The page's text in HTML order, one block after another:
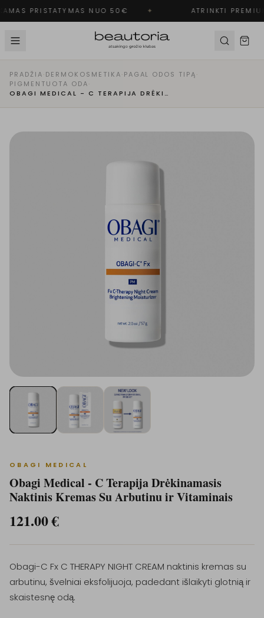
PRISTATYMAS NUO 50€ ✦ ATRINKTI
PRADŽIA·DERMOKOSMETIKA·PAGAL ODOS TIPĄ·
PIGMENTUOTA ODA·
OBAGI MEDICAL - C TERAPIJA DRĖKINAMASIS NAKTINIS KREMAS SU ARBUTINU IR VITAMINAIS
OBAGI MEDICAL
Obagi Medical - C Terapija Drėkinamasis
Naktinis Kremas Su Arbutinu ir Vitaminais
121.00€
Obagi-C Fx C THERAPY NIGHT CREAM naktinis kremas su
arbutinu, švelniai eksfolijuoja, padedant išlaikyti glotnią ir
skaistesnę odą.